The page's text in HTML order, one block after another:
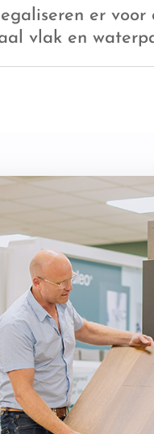
er voor
vlak en